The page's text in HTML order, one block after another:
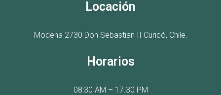
Locación
Modena 2730 Don Sebastian II Curicó, Chile.
Horarios
08:30 AM – 17.30 PM